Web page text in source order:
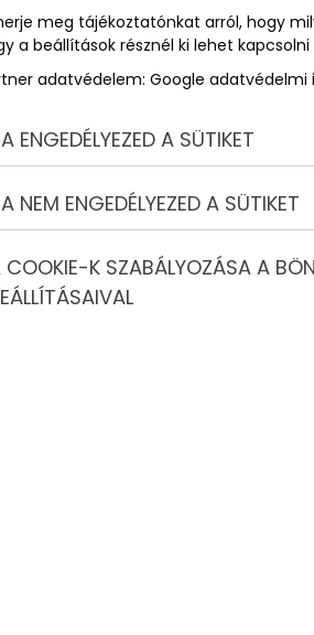
karórát az elérhető
gyökerei
nyelvből származnak, amelyek
szakkifejezéseivé.
meg tájékoztatónkat arról, hogy
a beállítások résznél ki lehet
adatvédelem: Google adatvédelmi
ENGEDÉLYEZED A SÜTIKET
NEM ENGEDÉLYEZED A SÜTIKET
COOKIE-K SZABÁLYOZÁSA A